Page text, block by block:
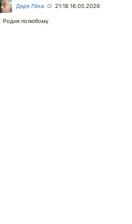
Дядя Лёха ○ 21:18 16.05.2026
Родня полюбому